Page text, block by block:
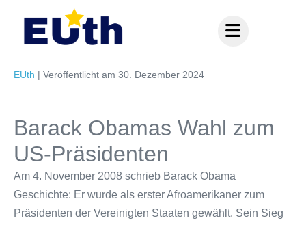
springen
EUth | Veröffentlicht am 30. Dezember 2024
Barack Obamas Wahl zum
US-Präsidenten
Am 4. November 2008 schrieb Barack Obama
Geschichte: Er wurde als erster Afroamerikaner zum
Präsidenten der Vereinigten Staaten gewählt. Sein Sieg